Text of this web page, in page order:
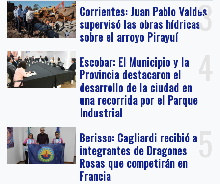
3
Corrientes: Juan Pablo Valdés
supervisó las obras hídricas
sobre el arroyo Pirayuí
4
Escobar: El Municipio y la
Provincia destacaron el
desarrollo de la ciudad en
una recorrida por el Parque
Industrial
5
Berisso: Cagliardi recibió a
integrantes de Dragones
Rosas que competirán en
Francia